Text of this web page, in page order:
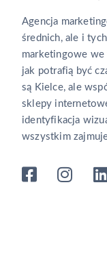
Agencja
średnich, ale i
marketingowe we
jak potrafią być
są Kielce, ale
sklepy
identyfikacja
wszystkim